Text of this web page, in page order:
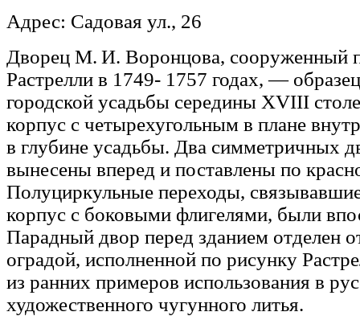
Адрес: Садовая ул., 26
Дворец М. И. Воронцова, сооруженный
Растрелли в 1749- 1757 годах, —
городской усадьбы середины XVIII
корпус с четырехугольным в плане
в глубине усадьбы. Два симметричных
вынесены вперед и поставлены по
Полуциркульные переходы,
корпус с боковыми флигелями, были
Парадный двор перед зданием отделен
оградой, исполненной по рисунку
из ранних примеров использования в
художественного чугунного литья.